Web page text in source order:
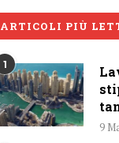
ARTICOLI PIÙ
1
9